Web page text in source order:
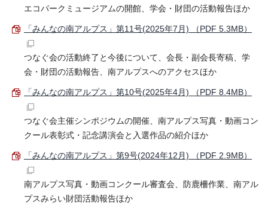
エコパークミュージアムの開館、学会・財団の活動報告ほか
「みんなの南アルプス」第11号(2025年7月) （PDF 5.3MB）
つなぐ会の活動終了と今後について、会長・副会長寄稿、学
会・財団の活動報告、南アルプスへのアクセスほか
「みんなの南アルプス」第10号(2025年4月) （PDF 8.4MB）
つなぐ会主催シンポジウムの開催、南アルプス写真・動画コン
クール表彰式・記念講演会と入選作品の紹介ほか
「みんなの南アルプス」第9号(2024年12月) （PDF 2.9MB）
南アルプス写真・動画コンクール審査会、防鹿柵作業、南アル
プスみらい財団活動報告ほか